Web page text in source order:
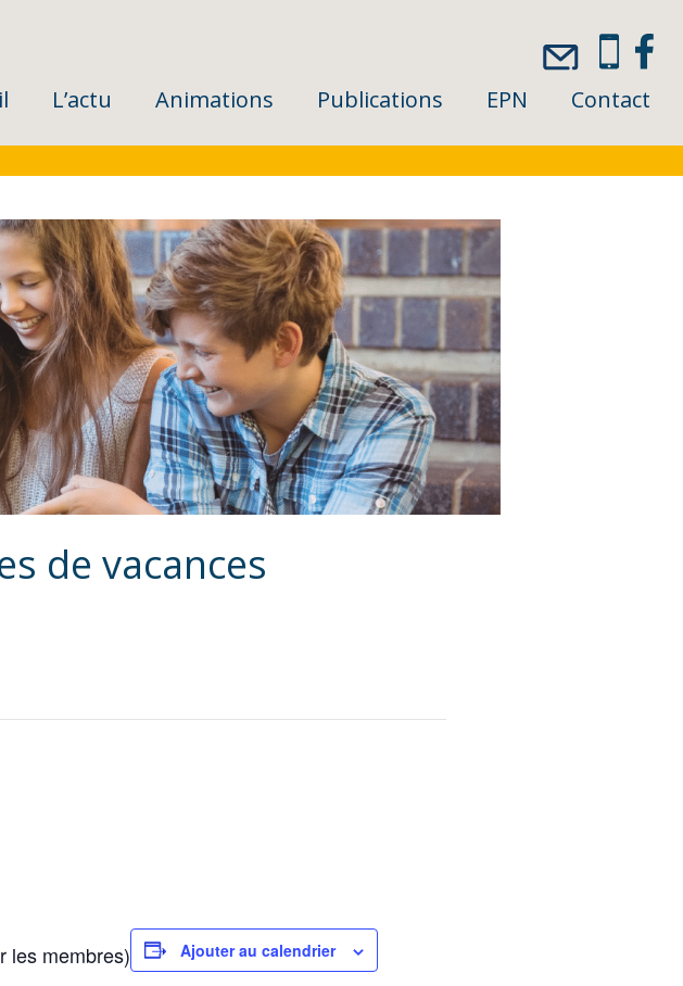
L’actu Animations Publications EPN Contact
de vacances
les membres)
Ajouter au calendrier